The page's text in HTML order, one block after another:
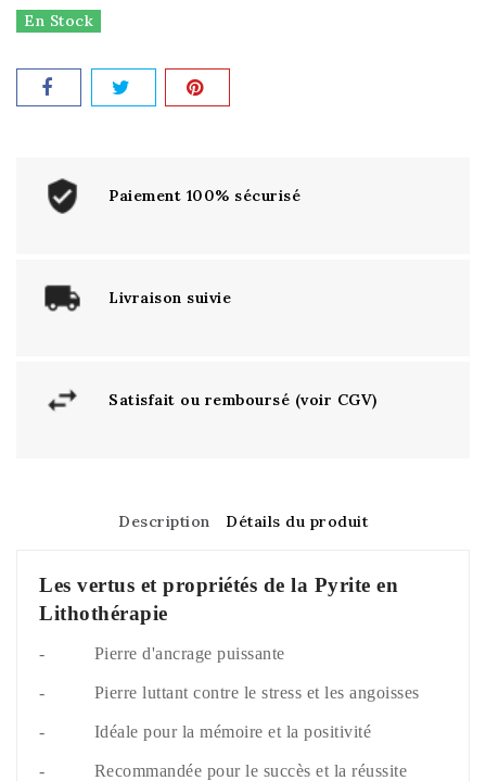
En Stock
Paiement 100% sécurisé
Livraison suivie
Satisfait ou remboursé (voir CGV)
Description Détails du produit
Les vertus et propriétés de la Pyrite en
Lithothérapie
- Pierre d'ancrage puissante
- Pierre luttant contre le stress et les angoisses
- Idéale pour la mémoire et la positivité
- Recommandée pour le succès et la réussite